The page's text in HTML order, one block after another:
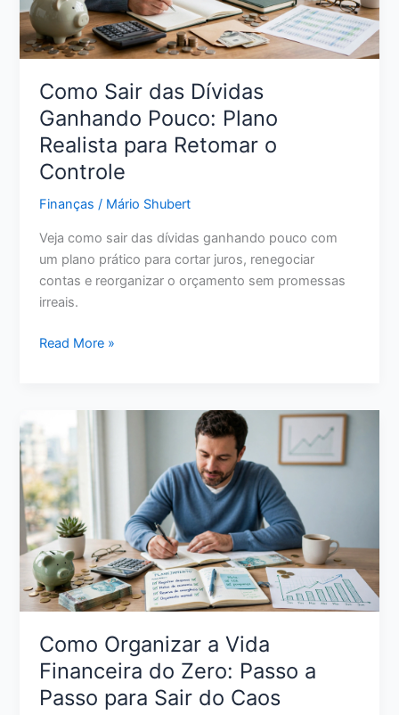
Dinheiro
em
Como Sair das Dívidas
Ganhando Pouco: Plano
Realista para Retomar o
Controle
Finanças / Mário Shubert
Veja como sair das dívidas ganhando pouco com
um plano prático para cortar juros, renegociar
contas e reorganizar o orçamento sem promessas
irreais.
Como
Dívidas
Ganhando
Pouco:
Plano
Realista
para
Retomar
o
Controle
Read More »
Como Organizar a Vida
Financeira do Zero: Passo a
Passo para Sair do Caos